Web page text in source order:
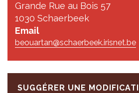
Grande Rue au Bois 57
1030 Schaerbeek
Email
beouartan@schaerbeek.irisnet.be
SUGGÉRER UNE